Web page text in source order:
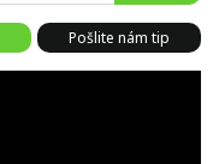
Pošlite nám tip